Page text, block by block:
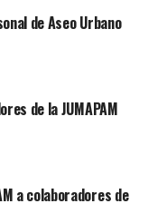
de Aseo Urbano
de la JUMAPAM
a colaboradores de